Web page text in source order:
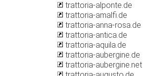
trattoria-alponte.de
trattoria-amalfi.de
trattoria-anna-rosa.de
trattoria-antica.de
trattoria-aquila.de
trattoria-aubergine.de
trattoria-aubergine.net